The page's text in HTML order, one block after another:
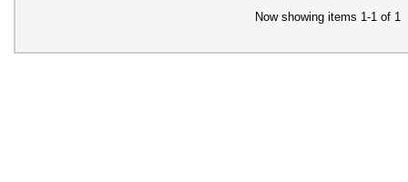
Now showing items 1-1 of 1